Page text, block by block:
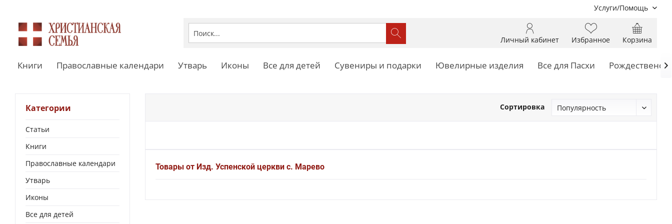
Услуги/Помощь
Корзина
Избранное
Личный кабинет
Книги Православные календари Утварь Иконы Все для детей Сувениры и подарки Ювелирные изделия Все для Пасхи 
Категории
Статьи
Книги
Православные календари
Утварь
Иконы
Все для детей
Сортировка
Товары от Изд. Успенской церкви с. Марево